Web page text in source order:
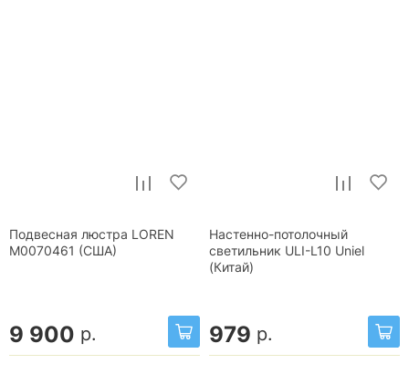
Подвесная люстра LOREN
М0070461 (США)
9 900 р.
Настенно-потолочный
светильник ULI-L10 Uniel
(Китай)
979 р.